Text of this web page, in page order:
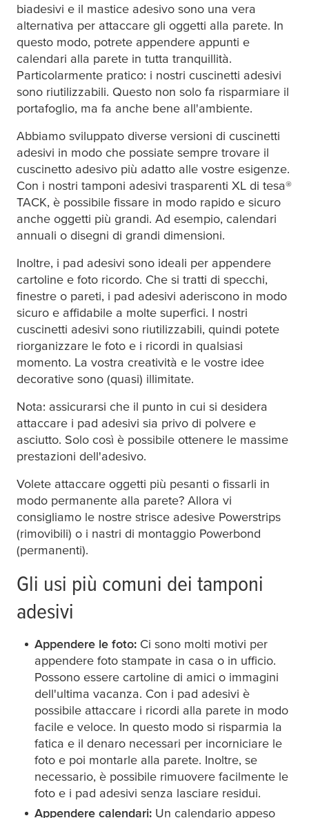
biadesivi e il mastice adesivo sono una vera
alternativa per attaccare gli oggetti alla parete. In
questo modo, potrete appendere appunti e
calendari alla parete in tutta tranquillità.
Particolarmente pratico: i nostri cuscinetti adesivi
sono riutilizzabili. Questo non solo fa risparmiare il
portafoglio, ma fa anche bene all'ambiente.
Abbiamo sviluppato diverse versioni di cuscinetti
adesivi in modo che possiate sempre trovare il
cuscinetto adesivo più adatto alle vostre esigenze.
Con i nostri tamponi adesivi trasparenti XL di tesa®
TACK, è possibile fissare in modo rapido e sicuro
anche oggetti più grandi. Ad esempio, calendari
annuali o disegni di grandi dimensioni.
Inoltre, i pad adesivi sono ideali per appendere
cartoline e foto ricordo. Che si tratti di specchi,
finestre o pareti, i pad adesivi aderiscono in modo
sicuro e affidabile a molte superfici. I nostri
cuscinetti adesivi sono riutilizzabili, quindi potete
riorganizzare le foto e i ricordi in qualsiasi
momento. La vostra creatività e le vostre idee
decorative sono (quasi) illimitate.
Nota: assicurarsi che il punto in cui si desidera
attaccare i pad adesivi sia privo di polvere e
asciutto. Solo così è possibile ottenere le massime
prestazioni dell'adesivo.
Volete attaccare oggetti più pesanti o fissarli in
modo permanente alla parete? Allora vi
consigliamo le nostre strisce adesive Powerstrips
(rimovibili) o i nastri di montaggio Powerbond
(permanenti).
Gli usi più comuni dei tamponi
adesivi
Appendere le foto: Ci sono molti motivi per
appendere foto stampate in casa o in ufficio.
Possono essere cartoline di amici o immagini
dell'ultima vacanza. Con i pad adesivi è
possibile attaccare i ricordi alla parete in modo
facile e veloce. In questo modo si risparmia la
fatica e il denaro necessari per incorniciare le
foto e poi montarle alla parete. Inoltre, se
necessario, è possibile rimuovere facilmente le
foto e i pad adesivi senza lasciare residui.
Appendere calendari: Un calendario appeso